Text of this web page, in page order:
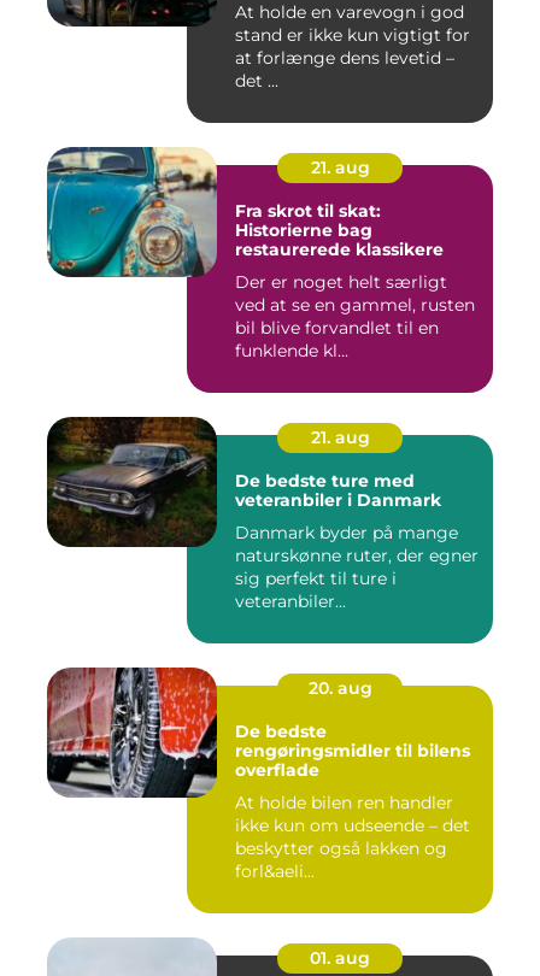
At holde en varevogn i god
stand er ikke kun vigtigt for
at forlænge dens levetid –
det ...
21. aug
Fra skrot til skat:
Historierne bag
restaurerede klassikere
Der er noget helt særligt
ved at se en gammel, rusten
bil blive forvandlet til en
funklende kl...
21. aug
De bedste ture med
veteranbiler i Danmark
Danmark byder på mange
naturskønne ruter, der egner
sig perfekt til ture i
veteranbiler...
20. aug
De bedste
rengøringsmidler til bilens
overflade
At holde bilen ren handler
ikke kun om udseende – det
beskytter også lakken og
forl&aeli...
01. aug